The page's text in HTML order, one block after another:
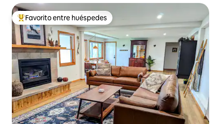
Favorito entre huéspedes preferido
Favorito entre huéspedes